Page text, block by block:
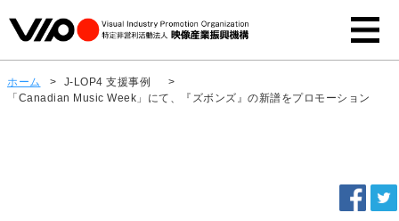
ホーム > J-LOP4 支援事例
>
「Canadian Music Week」にて、『ズボンズ』の新譜をプロモーション